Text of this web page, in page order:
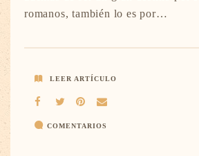
romanos, también lo es por…
LEER ARTÍCULO
COMENTARIOS